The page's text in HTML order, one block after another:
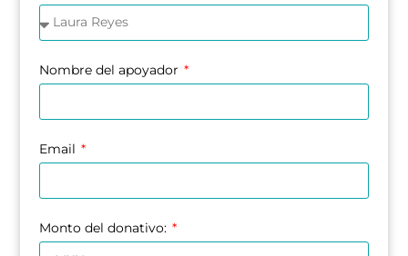
Nombre del apoyador
Email
Monto del donativo: